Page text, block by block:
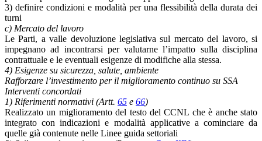
3) definire condizioni e modalità per una flessibilità della durata dei
turni
c) Mercato del lavoro
Le Parti, a valle devoluzione legislativa sul mercato del lavoro, si
impegnano ad incontrarsi per valutarne l’impatto sulla disciplina
contrattuale e le eventuali esigenze di modifiche alla stessa.
4) Esigenze su sicurezza, salute, ambiente
Rafforzare l’investimento per il miglioramento continuo su SSA
Interventi concordati
1) Riferimenti normativi (Artt. 65 e 66)
Realizzato un miglioramento del testo del CCNL che è anche stato
integrato con indicazioni e modalità applicative a cominciare da
quelle già contenute nelle Linee guida settoriali